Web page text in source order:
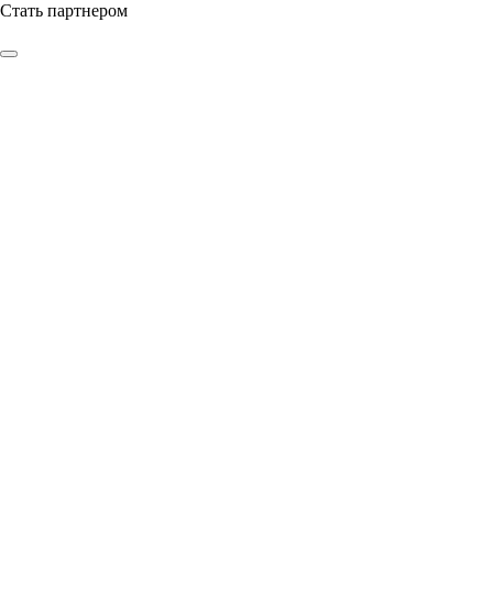
Стать партнером